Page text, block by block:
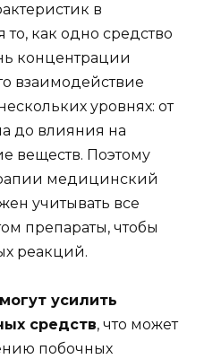
в
как одно средство
концентрации
взаимодействие
уровнях: от
до влияния на
веществ. Поэтому
медицинский
учитывать все
препараты, чтобы
реакций.
усилить
средств, что может
побочных